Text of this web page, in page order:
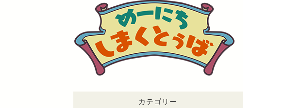
カテゴリー